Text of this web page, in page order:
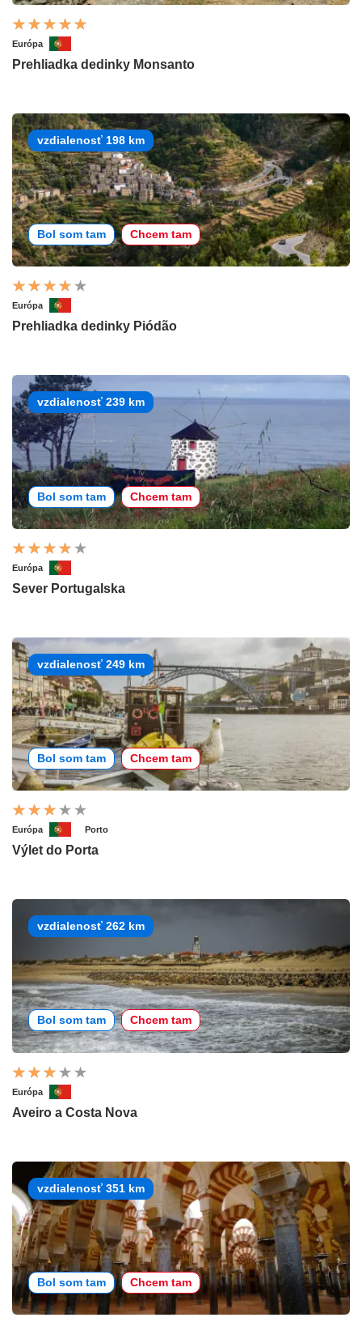
Európa
Prehliadka dedinky Monsanto
vzdialenosť 198 km
Bol som tam Chcem tam
Európa
Prehliadka dedinky Piódão
vzdialenosť 239 km
Bol som tam Chcem tam
Európa
Sever Portugalska
vzdialenosť 249 km
Bol som tam Chcem tam
Európa Porto
Výlet do Porta
vzdialenosť 262 km
Bol som tam Chcem tam
Európa
Aveiro a Costa Nova
vzdialenosť 351 km
Bol som tam Chcem tam